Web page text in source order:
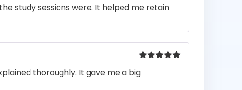
con5de 5
study sessions were. It helped me retain
con
thoroughly. It gave me a big